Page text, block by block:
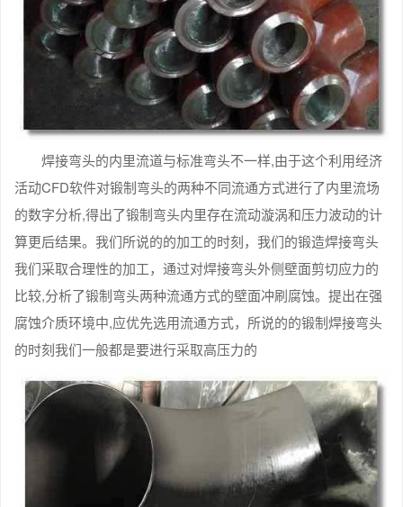
焊接弯头的内里流道与标准弯头不一样,由于这个利用经济
活动CFD软件对锻制弯头的两种不同流通方式进行了内里流场
的数字分析,得出了锻制弯头内里存在流动漩涡和压力波动的计
算更后结果。我们所说的的加工的时刻，我们的锻造焊接弯头
我们采取合理性的加工，通过对焊接弯头外侧壁面剪切应力的
比较,分析了锻制弯头两种流通方式的壁面冲刷腐蚀。提出在强
腐蚀介质环境中,应优先选用流通方式，所说的的锻制焊接弯头
的时刻我们一般都是要进行采取高压力的